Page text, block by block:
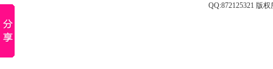
QQ:872125321 版权